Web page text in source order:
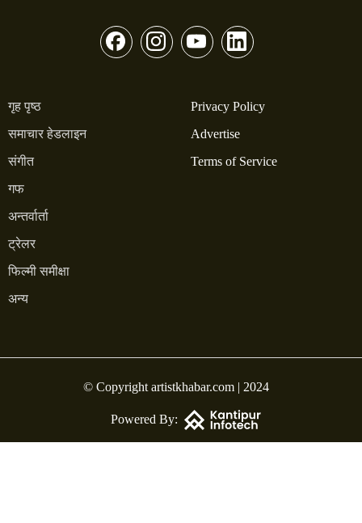
गृह पृष्ठ
समाचार हेडलाइन
संगीत
गफ
अन्तर्वार्ता
ट्रेलर
फिल्मी समीक्षा
अन्य
Privacy Policy
Advertise
Terms of Service
© Copyright artistkhabar.com | 2024
Powered By: